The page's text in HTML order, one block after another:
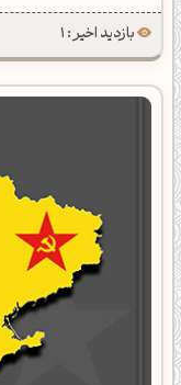
بازدید اخیر : 1